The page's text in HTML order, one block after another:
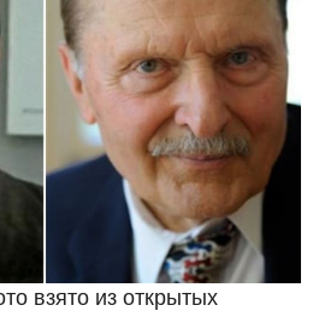
взято из открытых